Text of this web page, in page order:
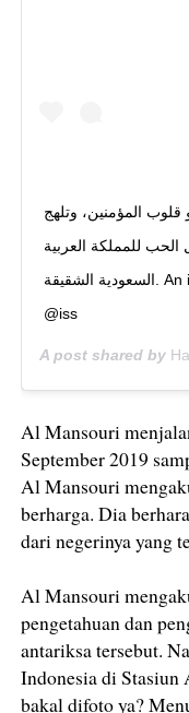
الحب للمملكة العربية
السعودية الشقيقة. An incredible image of Mecca from the
@iss
A post shared by
Al Mansouri
September 2019
Al Mansouri
berharga. Dia
dari negerinya yang
Al Mansouri
pengetahuan dan
antariksa tersebut.
Indonesia di Stasiun
bakal difoto ya?